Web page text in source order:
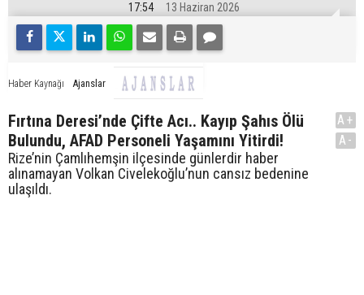
17:54 13 Haziran 2026
Haber Kaynağı Ajanslar
Fırtına Deresi’nde Çifte Acı.. Kayıp Şahıs Ölü
Bulundu, AFAD Personeli Yaşamını Yitirdi!
Rize’nin Çamlıhemşin ilçesinde günlerdir haber
alınamayan Volkan Civelekoğlu’nun cansız bedenine
ulaşıldı.
A+
A-